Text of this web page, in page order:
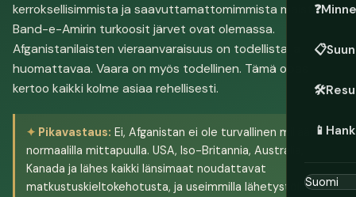
❓
📋
🛠️
📱
kerroksellisimmista ja saavuttamattomimmista maista.
Band-e-Amirin turkoosit järvet ovat olemassa.
Afganistanilaisten vieraanvaraisuus on todellista ja
huomattavaa. Vaara on myös todellinen. Tämä opas
kertoo kaikki kolme asiaa rehellisesti.
Pikavastaus: Ei, Afganistan ei ole turvallinen millään
normaalilla mittapuulla. USA, Iso-Britannia, Australia,
Kanada ja lähes kaikki länsimaat noudattavat
matkustuskieltokehotusta, ja useimmilla lähetystöillä ei